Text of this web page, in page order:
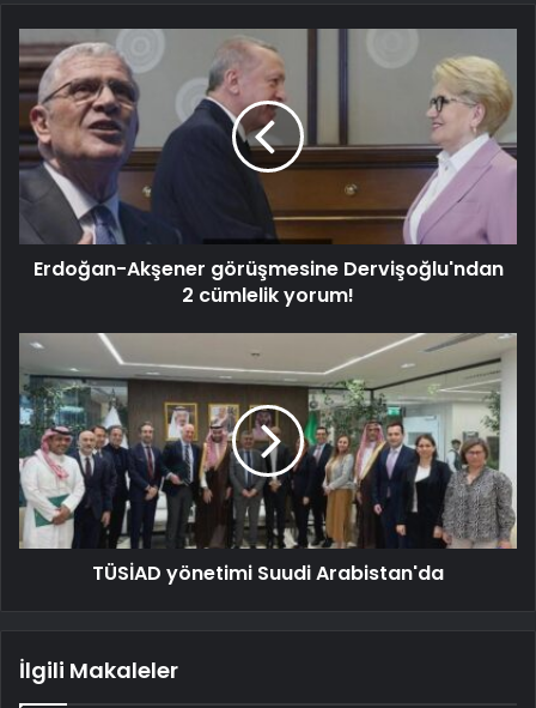
Erdoğan-Akşener görüşmesine Dervişoğlu'ndan
2 cümlelik yorum!
TÜSİAD yönetimi Suudi Arabistan'da
İlgili Makaleler